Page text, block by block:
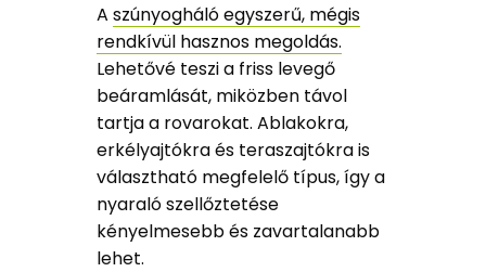
A szúnyogháló egyszerű, mégis
rendkívül hasznos megoldás.
Lehetővé teszi a friss levegő
beáramlását, miközben távol
tartja a rovarokat. Ablakokra,
erkélyajtókra és teraszajtókra is
választható megfelelő típus, így a
nyaraló szellőztetése
kényelmesebb és zavartalanabb
lehet.